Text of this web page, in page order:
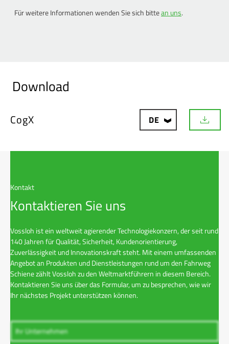
Für weitere Informationen wenden Sie sich bittean uns.
Download
CogX DE
D
o
n
Kontakt
Kontaktieren Sie uns
Vossloh ist ein weltweit agierender Technologiekonzern, der seit rund
140 Jahren für Qualität, Sicherheit, Kundenorientierung,
Zuverlässigkeit und Innovationskraft steht. Mit einem umfassenden
Angebot an Produkten und Dienstleistungen rund um den Fahrweg
Schiene zählt Vossloh zu den Weltmarktführern in diesem Bereich.
Kontaktieren Sie uns über das Formular, um zu besprechen, wie wir
Ihr nächstes Projekt unterstützen können.